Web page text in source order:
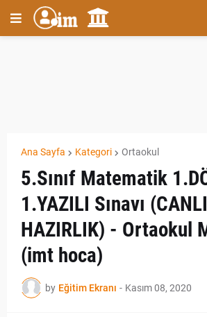
Ana Sayfa Kategori Ortaokul
5.Sınıf Matematik
1.YAZILI Sınavı (CANLI
HAZIRLIK) - Ortaokul
(imt hoca)
by Eğitim Ekranı - Kasım 08, 2020